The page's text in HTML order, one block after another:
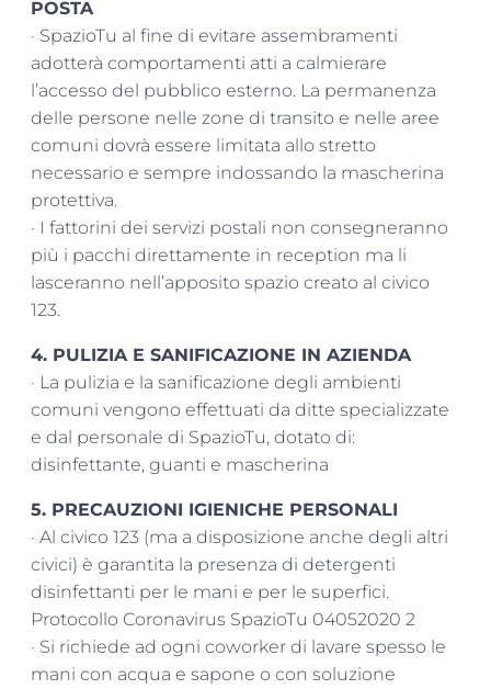
POSTA
· SpazioTu al fine di evitare assembramenti
adotterà comportamenti atti a calmierare
l’accesso del pubblico esterno. La permanenza
delle persone nelle zone di transito e nelle aree
comuni dovrà essere limitata allo stretto
necessario e sempre indossando la mascherina
protettiva.
· I fattorini dei servizi postali non consegneranno
più i pacchi direttamente in reception ma li
lasceranno nell’apposito spazio creato al civico
123.
4. PULIZIA E SANIFICAZIONE IN AZIENDA
· La pulizia e la sanificazione degli ambienti
comuni vengono effettuati da ditte specializzate
e dal personale di SpazioTu, dotato di:
disinfettante, guanti e mascherina
5. PRECAUZIONI IGIENICHE PERSONALI
· Al civico 123 (ma a disposizione anche degli altri
civici) è garantita la presenza di detergenti
disinfettanti per le mani e per le superfici.
Protocollo Coronavirus SpazioTu 04052020 2
· Si richiede ad ogni coworker di lavare spesso le
mani con acqua e sapone o con soluzione